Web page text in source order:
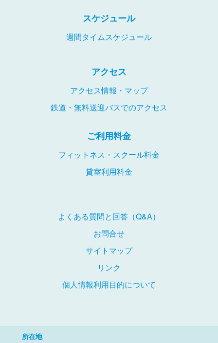
スケジュール
週間タイムスケジュール
アクセス
アクセス情報・マップ
鉄道・無料送迎バスでのアクセス
ご利用料金
フィットネス・スクール料金
貸室利用料金
よくある質問と回答（Q&A）
お問合せ
サイトマップ
リンク
個人情報利用目的について
所在地